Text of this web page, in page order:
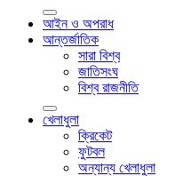
আইন ও অপরাধ
আন্তর্জাতিক
সারা বিশ্ব
জাতিসংঘ
বিশ্ব রাজনীতি
খেলাধুলা
ক্রিকেট
ফুটবল
অন্যান্য খেলাধুলা